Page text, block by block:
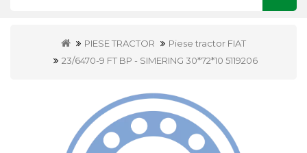
PIESE TRACTOR
Piese tractor FIAT
23/6470-9 FT BP - SIMERING 30*72*10 5119206